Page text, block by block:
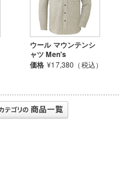
ウール マウンテンシ
ャツ Men's
価格 ¥17,380（税込）